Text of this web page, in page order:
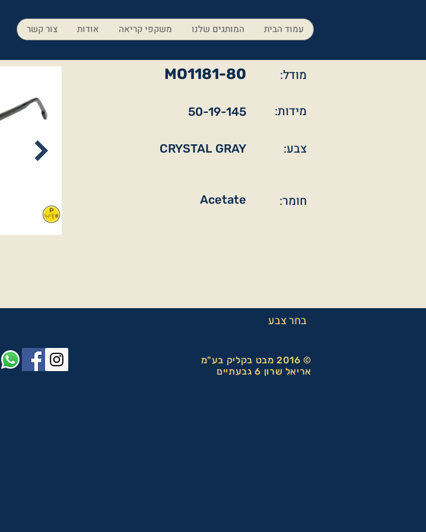
עמוד הבית המותגים שלנו משקפי קריאה אודות צור קשר
MO1181-80 מודל:
50-19-145 מידות:
CRYSTAL GRAY צבע:
Acetate חומר:
בחר צבע
© 2016 מבט בקליק בע"מ
אריאל שרון 6 גבעתיים